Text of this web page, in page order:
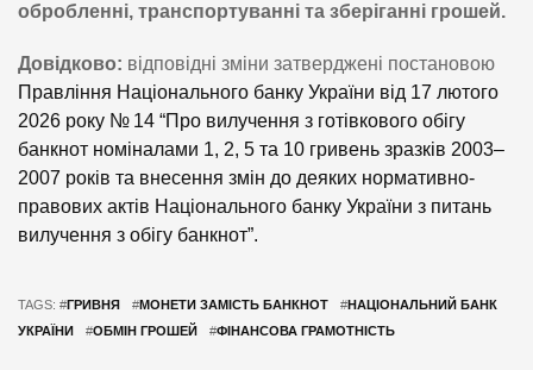
обробленні, транспортуванні та зберіганні грошей.
Довідково: відповідні зміни затверджені постановою
Правління Національного банку України від 17 лютого
2026 року № 14 “Про вилучення з готівкового обігу
банкнот номіналами 1, 2, 5 та 10 гривень зразків 2003–
2007 років та внесення змін до деяких нормативно-
правових актів Національного банку України з питань
вилучення з обігу банкнот”.
TAGS: #ГРИВНЯ #МОНЕТИ ЗАМІСТЬ БАНКНОТ #НАЦІОНАЛЬНИЙ БАНК
УКРАЇНИ
#ОБМІН ГРОШЕЙ #ФІНАНСОВА ГРАМОТНІСТЬ